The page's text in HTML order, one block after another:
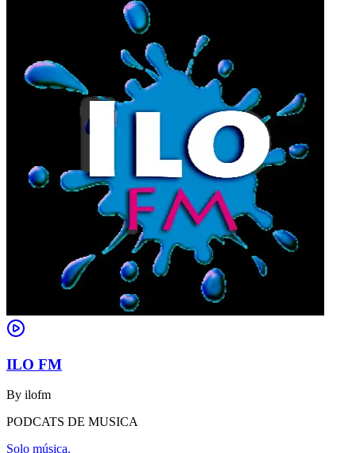
ILO FM
By ilofm
PODCATS DE MUSICA
Solo música.